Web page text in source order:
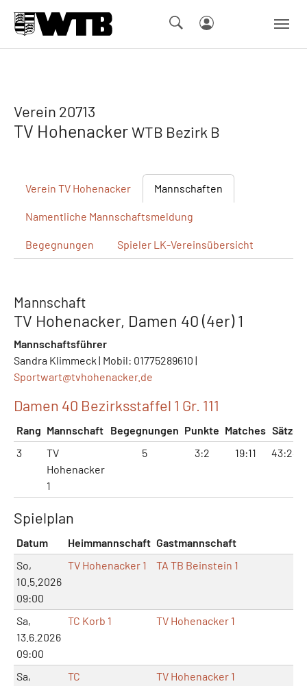
Verein 20713
TV HohenackerWTB Bezirk B
Verein TV Hohenacker Mannschaften
Namentliche Mannschaftsmeldung
Begegnungen Spieler LK-Vereinsübersicht
Mannschaft
TV Hohenacker, Damen 40 (4er) 1
Mannschaftsführer
Sandra Klimmeck | Mobil: 01775289610 |
Sportwart@tvhohenacker.de
Damen 40 Bezirksstaffel 1 Gr. 111
Rang Mannschaft Begegnungen Punkte Matches Sätze
3
TV
Hohenacker
1
5 3:2 19:11 43:24
Spielplan
Datum Heimmannschaft Gastmannschaft
So,
10.5.2026
09:00
TV Hohenacker 1 TA TB Beinstein 1
Sa,
13.6.2026
09:00
TC Korb 1 TV Hohenacker 1
Sa,
TC
TV Hohenacker 1